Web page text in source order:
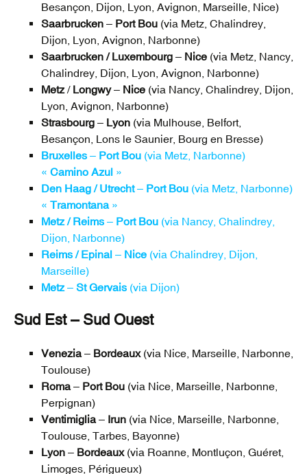
Besançon, Dijon, Lyon, Avignon, Marseille, Nice)
Saarbrucken – Port Bou (via Metz, Chalindrey,
Dijon, Lyon, Avignon, Narbonne)
Saarbrucken / Luxembourg – Nice (via Metz, Nancy,
Chalindrey, Dijon, Lyon, Avignon, Narbonne)
Metz/ Longwy– Nice (via Nancy, Chalindrey, Dijon,
Lyon, Avignon, Narbonne)
Strasbourg – Lyon (via Mulhouse, Belfort,
Besançon, Lons le Saunier, Bourg en Bresse)
Bruxelles – Port Bou (via Metz, Narbonne)
« Camino Azul »
Den Haag / Utrecht– Port Bou (via Metz, Narbonne)
« Tramontana»
Metz / Reims – Port Bou (via Nancy, Chalindrey,
Dijon, Narbonne)
Reims / Epinal – Nice (via Chalindrey, Dijon,
Marseille)
Metz– St Gervais (via Dijon)
Sud Est – Sud Ouest
Venezia– Bordeaux(via Nice, Marseille, Narbonne,
Toulouse)
Roma– Port Bou (via Nice, Marseille, Narbonne,
Perpignan)
Ventimiglia– Irun (via Nice, Marseille, Narbonne,
Toulouse, Tarbes, Bayonne)
Lyon – Bordeaux(via Roanne, Montluçon, Guéret,
Limoges, Périgueux)